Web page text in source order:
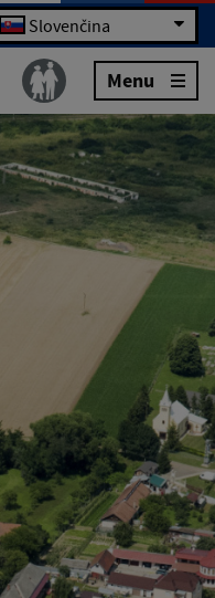
Slovenčina
Menu